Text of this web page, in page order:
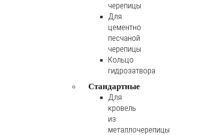
черепицы
Для
цементно
песчаной
черепицы
Кольцо
гидрозатвора
Стандартные
Для
кровель
из
металлочерепицы